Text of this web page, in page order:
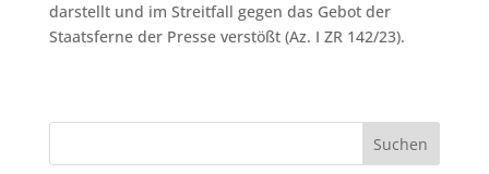
darstellt und im Streitfall gegen das Gebot der
Staatsferne der Presse verstößt (Az. I ZR 142/23).